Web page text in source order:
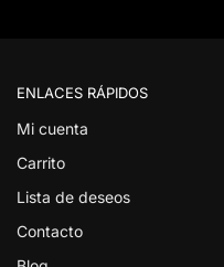
ENLACES RÁPIDOS
Mi cuenta
Carrito
Lista de deseos
Contacto